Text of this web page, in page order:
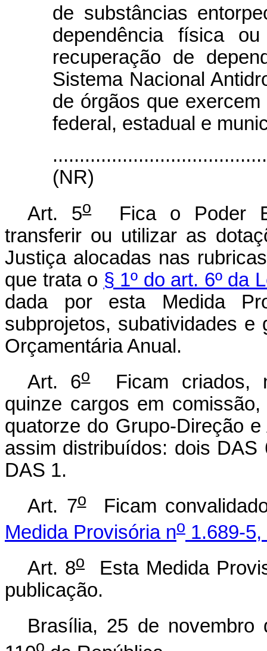
de substâncias
dependência física
recuperação de
Sistema Nacional
de órgãos que
federal, estadual e
(NR)
Art. 5oFica o Poder
transferir ou utilizar as
Justiça alocadas nas
que trata o § 1º do art. 6º da
dada por esta Medida
subprojetos, subatividades
Orçamentária Anual.
Art. 6oFicam criados,
quinze cargos em
quatorze do Grupo-Direção
assim distribuídos: dois
DAS 1.
Art. 7oFicam
Medida Provisória no 1.689-
Art. 8oEsta Medida
publicação.
Brasília, 25 de novembro
o